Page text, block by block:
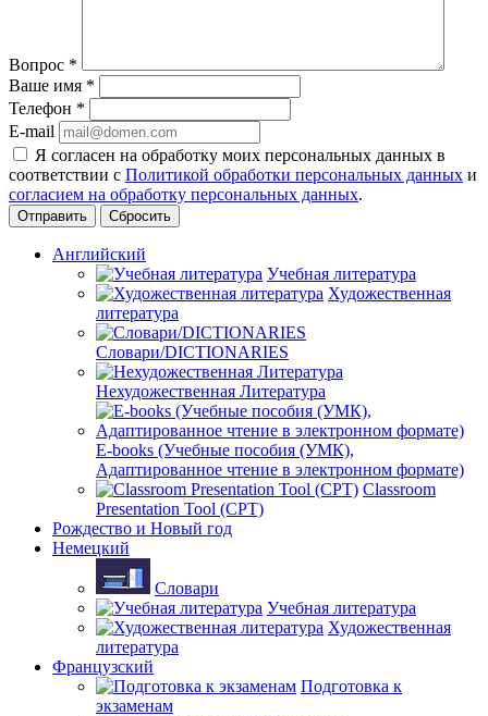
Вопрос *
Ваше имя *
Телефон *
E-mail
Я согласен на обработку моих персональных данных в
соответствии с Политикой обработки персональных данных и
согласием на обработку персональных данных.
Сбросить
Английский
Учебная литература
Художественная
литература
Словари/DICTIONARIES
Нехудожественная Литература
E-books (Учебные пособия (УМК),
Адаптированное чтение в электронном формате)
Classroom
Presentation Tool (CPT)
Рождество и Новый год
Немецкий
Словари
Учебная литература
Художественная
литература
Французский
Подготовка к
экзаменам